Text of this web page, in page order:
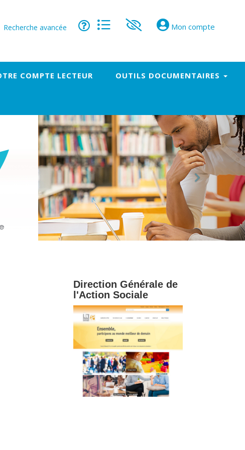
Recherche avancée Mon compte
COMPTE LECTEUR OUTILS DOCUMENTAIRES
Next
Direction Générale de
l'Action Sociale